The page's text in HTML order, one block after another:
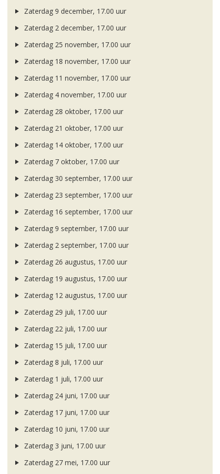
Zaterdag 9 december, 17.00 uur
Zaterdag 2 december, 17.00 uur
Zaterdag 25 november, 17.00 uur
Zaterdag 18 november, 17.00 uur
Zaterdag 11 november, 17.00 uur
Zaterdag 4 november, 17.00 uur
Zaterdag 28 oktober, 17.00 uur
Zaterdag 21 oktober, 17.00 uur
Zaterdag 14 oktober, 17.00 uur
Zaterdag 7 oktober, 17.00 uur
Zaterdag 30 september, 17.00 uur
Zaterdag 23 september, 17.00 uur
Zaterdag 16 september, 17.00 uur
Zaterdag 9 september, 17.00 uur
Zaterdag 2 september, 17.00 uur
Zaterdag 26 augustus, 17.00 uur
Zaterdag 19 augustus, 17.00 uur
Zaterdag 12 augustus, 17.00 uur
Zaterdag 29 juli, 17.00 uur
Zaterdag 22 juli, 17.00 uur
Zaterdag 15 juli, 17.00 uur
Zaterdag 8 juli, 17.00 uur
Zaterdag 1 juli, 17.00 uur
Zaterdag 24 juni, 17.00 uur
Zaterdag 17 juni, 17.00 uur
Zaterdag 10 juni, 17.00 uur
Zaterdag 3 juni, 17.00 uur
Zaterdag 27 mei, 17.00 uur